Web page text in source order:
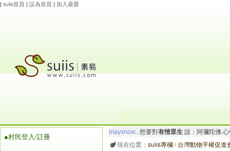
| suiis首頁 | 設為首頁 | 加入最愛
●村民登入/註冊 maysnow...想要對有情眾生 說：阿彌陀佛.
玲瓏虹想要對 有情眾生說：阿彌陀佛.一切
現在位置： suiis專欄/台灣動物平權促進